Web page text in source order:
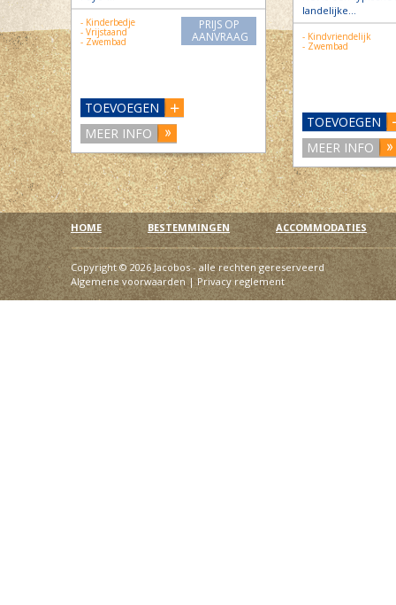
- Kinderbedje
- Vrijstaand
- Zwembad
PRIJS OP
AANVRAAG
TOEVOEGEN
MEER INFO
landelijke…
- Kindvriendelijk
- Zwembad
TOEVOEGEN
MEER INFO
HOME BESTEMMINGEN ACCOMMODATIES
Copyright © 2026 Jacobos - alle rechten gereserveerd
Algemene voorwaarden|Privacy reglement